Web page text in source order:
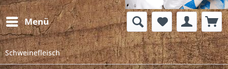
Menü
Schweinefleisch